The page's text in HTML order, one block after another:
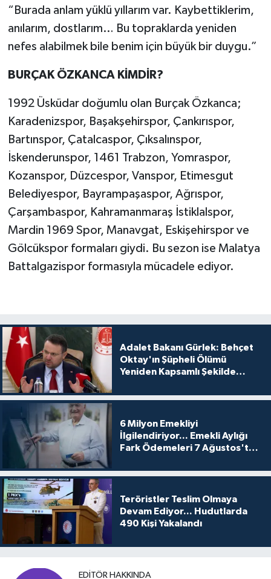
“Burada anlam yüklü yıllarım var. Kaybettiklerim,
anılarım, dostlarım… Bu topraklarda yeniden
nefes alabilmek bile benim için büyük bir duygu.”
BURÇAK ÖZKANCA KİMDİR?
1992 Üsküdar doğumlu olan Burçak Özkanca;
Karadenizspor, Başakşehirspor, Çankırıspor,
Bartınspor, Çatalcaspor, Çıksalınspor,
İskenderunspor, 1461 Trabzon, Yomraspor,
Kozanspor, Düzcespor, Vanspor, Etimesgut
Belediyespor, Bayrampaşaspor, Ağrıspor,
Çarşambaspor, Kahramanmaraş İstiklalspor,
Mardin 1969 Spor, Manavgat, Eskişehirspor ve
Gölcükspor formaları giydi. Bu sezon ise Malatya
Battalgazispor formasıyla mücadele ediyor.
Adalet Bakanı Gürlek: Behçet
Oktay'ın Şüpheli Ölümü
Yeniden Kapsamlı Şekilde
6 Milyon Emekliyi
İlgilendiriyor... Emekli Aylığı
Fark Ödemeleri 7 Ağustos'ta
Teröristler Teslim Olmaya
Devam Ediyor... Hudutlarda
490 Kişi Yakalandı
EDITÖR HAKKINDA